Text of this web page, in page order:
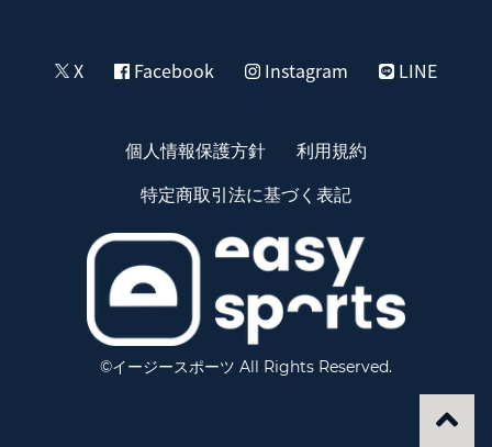
X Facebook Instagram LINE
個人情報保護方針
利用規約
特定商取引法に基づく表記
©イージースポーツ All Rights Reserved.